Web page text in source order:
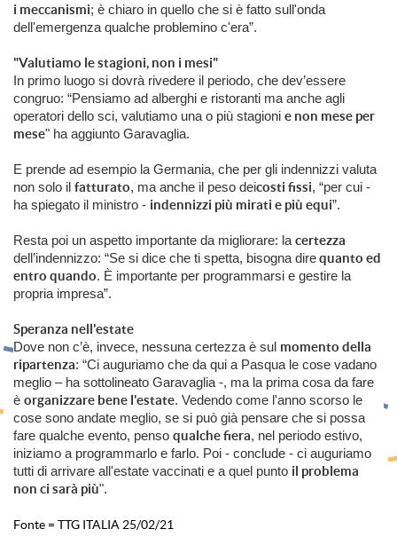
i meccanismi; è chiaro in quello che si è fatto sull'onda
dell'emergenza qualche problemino c'era”.
"Valutiamo le stagioni, non i mesi"
In primo luogo si dovrà rivedere il periodo, che dev’essere
congruo: “Pensiamo ad alberghi e ristoranti ma anche agli
operatori dello sci, valutiamo una o più stagioni e non mese per
mese" ha aggiunto Garavaglia.
E prende ad esempio la Germania, che per gli indennizzi valuta
non solo il fatturato, ma anche il peso deicosti fissi, “per cui -
ha spiegato il ministro - indennizzi più mirati e più equi”.
Resta poi un aspetto importante da migliorare: la certezza
dell’indennizzo: “Se si dice che ti spetta, bisogna direquanto ed
entro quando. È importante per programmarsi e gestire la
propria impresa”.
Speranza nell'estate
Dove non c’è, invece, nessuna certezza è sul momento della
ripartenza: “Ci auguriamo che da qui a Pasqua le cose vadano
meglio – ha sottolineato Garavaglia -, ma la prima cosa da fare
è organizzare bene l'estate. Vedendo come l'anno scorso le
cose sono andate meglio, se si può già pensare che si possa
fare qualche evento, penso qualche fiera, nel periodo estivo,
iniziamo a programmarlo e farlo. Poi - conclude - ci auguriamo
tutti di arrivare all'estate vaccinati e a quel punto il problema
non ci sarà più".
Fonte = TTG ITALIA 25/02/21